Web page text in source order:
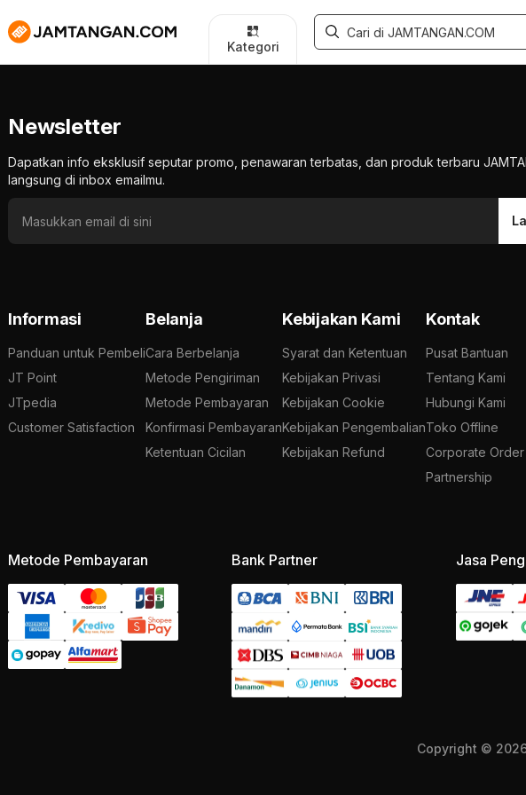
Newsletter
Dapatkan info eksklusif seputar promo, penawaran terbatas, dan produk terbaru
langsung di inbox emailmu.
Informasi
Panduan untuk Pembeli
JT Point
JTpedia
Customer Satisfaction
Belanja
Cara Berbelanja
Metode Pengiriman
Metode Pembayaran
Konfirmasi Pembayaran
Ketentuan Cicilan
Kebijakan Kami
Syarat dan Ketentuan
Kebijakan Privasi
Kebijakan Cookie
Kebijakan Pengembalian
Kebijakan Refund
Kontak
Pusat Bantuan
Tentang Kami
Hubungi Kami
Toko Offline
Corporate Order
Partnership
Metode Pembayaran Bank Partner Jasa
Copyright © 2026
Kategori